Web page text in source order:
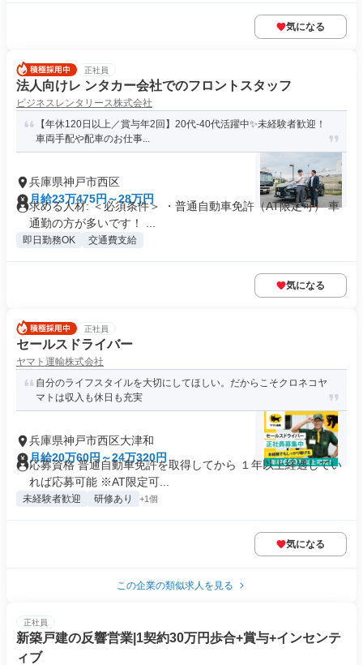
気になる
正社員
法人向けレ ンタカー会社でのフロントスタッフ
ビジネスレンタリース株式会社
【年休120日以上／賞与年2回】20代-40代活躍中✨未経験者歓迎！
車両手配や配車のお仕事...
兵庫県神戸市西区
月給23万475円～28万円
求める人材: ＜必須条件＞ ・普通自動車免許（AT限定可） 車
通勤の方が多いです！ ...
即日勤務OK 交通費支給
気になる
正社員
セールスドライバー
ヤマト運輸株式会社
自分のライフスタイルを大切にしてほしい。だからこそクロネコヤ
マトは収入も休日も充実
兵庫県神戸市西区大津和
月給20万60円～24万320円
応募資格 普通自動車免許を取得してから １年以上経過してい
れば応募可能 ※AT限定可...
未経験者歓迎 研修あり +1個
気になる
この企業の類似求人を見る
正社員
新築戸建の反響営業|1契約30万円歩合+賞与+インセンテ
ィブ